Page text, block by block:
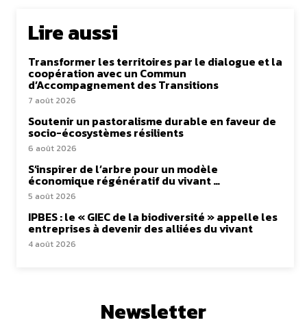
Lire aussi
Transformer les territoires par le dialogue et la
coopération avec un Commun
d’Accompagnement des Transitions
7 août 2026
Soutenir un pastoralisme durable en faveur de
socio-écosystèmes résilients
6 août 2026
S’inspirer de l’arbre pour un modèle
économique régénératif du vivant …
5 août 2026
IPBES : le « GIEC de la biodiversité » appelle les
entreprises à devenir des alliées du vivant
4 août 2026
Newsletter